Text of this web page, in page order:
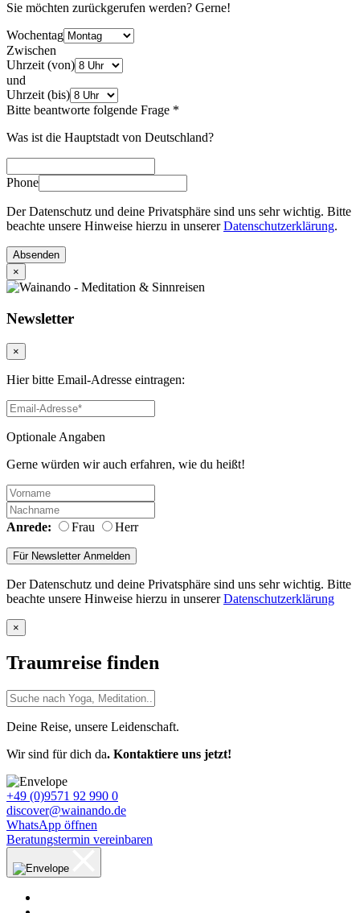
Sie möchten zurückgerufen werden? Gerne!
Wochentag
Zwischen
Uhrzeit (von)
und
Uhrzeit (bis)
Bitte beantworte folgende Frage *
Was ist die Hauptstadt von Deutschland?
Phone
Der Datenschutz und deine Privatsphäre sind uns sehr wichtig. Bitte
beachte unsere Hinweise hierzu in unsererDatenschutzerklärung.
Absenden
×
Newsletter
×
Hier bitte Email-Adresse eintragen:
Optionale Angaben
Gerne würden wir auch erfahren, wie du heißt!
Anrede: Frau Herr
Der Datenschutz und deine Privatsphäre sind uns sehr wichtig. Bitte
beachte unsere Hinweise hierzu in unsererDatenschutzerklärung
×
Traumreise finden
Suche
nach:
Deine Reise, unsere Leidenschaft.
Wir sind für dich da. Kontaktiere uns jetzt!
+49 (0)9571 92 990 0
discover@wainando.de
WhatsApp öffnen
Beratungstermin vereinbaren